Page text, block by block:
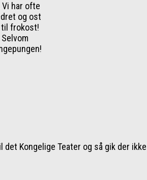
har ofte
og ost
til frokost!
Kongelige Teater og så gik der